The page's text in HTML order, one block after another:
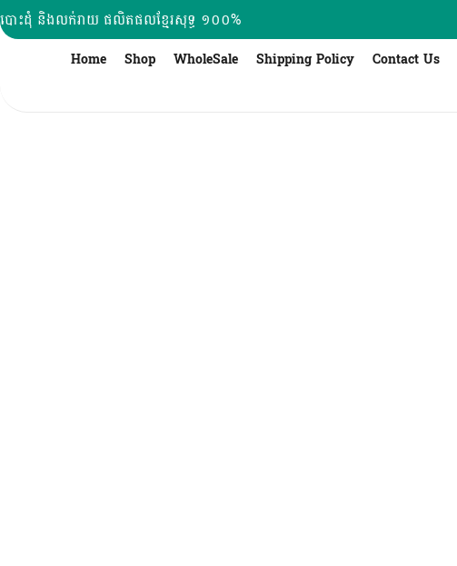
Skip
to
បោះដុំ និងលក់រាយ ផលិតផលខ្មែរសុទ្ធ ១០០%
Home Shop WholeSale Shipping Policy Contact Us